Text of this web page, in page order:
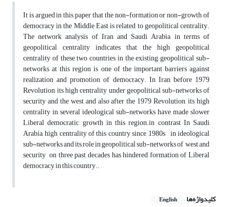
It is argued in this paper that the non-formation or non-growth of
democracy in the Middle East is related to geopolitical centrality.
The network analysis of Iran and Saudi Arabia in terms of
geopolitical centrality indicates that the high geopolitical
centrality of these two countries in the existing geopolitical sub-
networks at this region is one of the important barriers against
realization and promotion of democracy. In Iran before 1979
Revolution, its high centrality under geopolitical sub-networks of
security and the west and also after the 1979 Revolution, its high
centrality in several ideological sub-networks have made slower
Liberal democratic growth in this region.in contrast In Saudi
Arabia, high centrality of this country since 1980s in ideological
sub-networks and its role in geopolitical sub-networks of west and
security on three past decades has hindered formation of Liberal
democracy in this country..
کلیدواژه‌ها English